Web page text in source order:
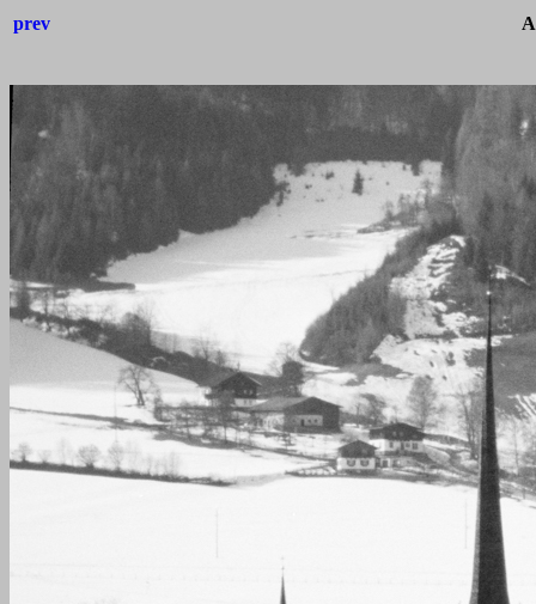
prev